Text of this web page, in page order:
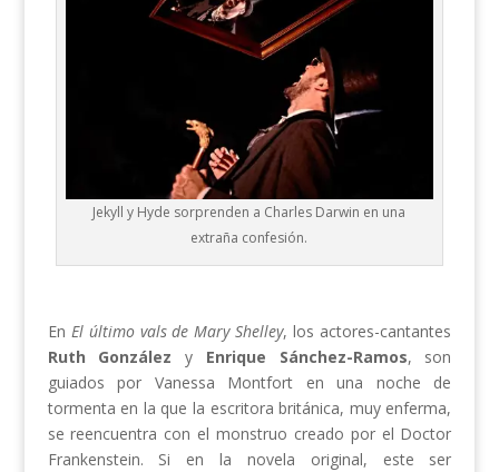
Jekyll y Hyde sorprenden a Charles Darwin en una
extraña confesión.
En El último vals de Mary Shelley, los actores-cantantes
Ruth González y Enrique Sánchez-Ramos, son
guiados por Vanessa Montfort en una noche de
tormenta en la que la escritora británica, muy enferma,
se reencuentra con el monstruo creado por el Doctor
Frankenstein. Si en la novela original, este ser